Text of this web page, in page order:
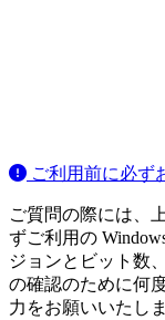
ご利用前に必ず
ご質問の際には、
ずご利用の
ジョンとビット数
の確認のために何
力をお願いいたしま